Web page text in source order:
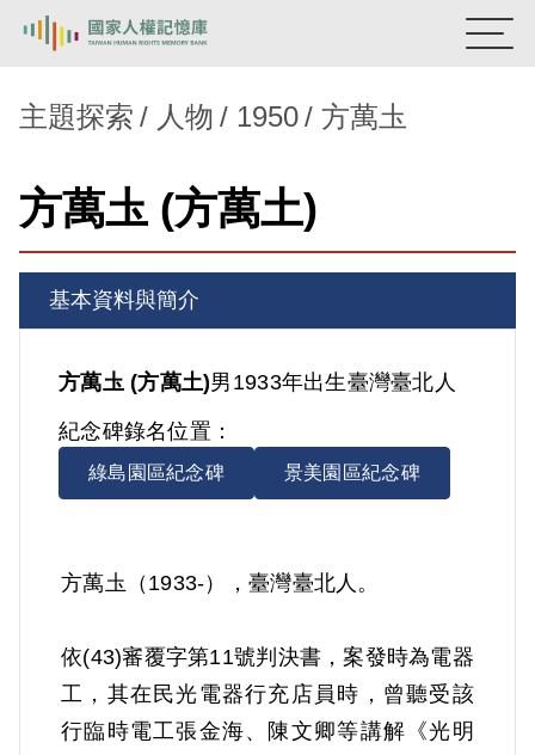
新生訓導處
蛋殼畫 送物單
主題探索
背景知識
關於我們
意見信箱
主題探索 人物 1950 方萬圡
方萬圡 (方萬土)
基本資料與簡介
方萬圡 (方萬土)男 1933年出生臺灣臺北人
紀念碑錄名位置：
綠島園區紀念碑 景美園區紀念碑
方萬圡（1933-），臺灣臺北人。
依(43)審覆字第11號判決書，案發時為電器
工，其在民光電器行充店員時，曾聽受該
行臨時電工張金海、陳文卿等講解《光明